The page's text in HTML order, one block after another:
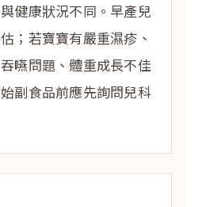
健康狀況不同。早產兒
；若寶寶有嚴重濕疹、
嚥問題、體重成長不佳
副食品前應先詢問兒科